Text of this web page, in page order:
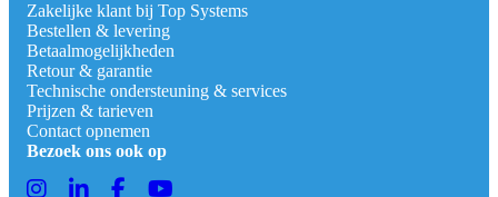
Zakelijke klant bij Top Systems
Bestellen & levering
Betaalmogelijkheden
Retour & garantie
Technische ondersteuning & services
Prijzen & tarieven
Contact opnemen
Bezoek ons ook op